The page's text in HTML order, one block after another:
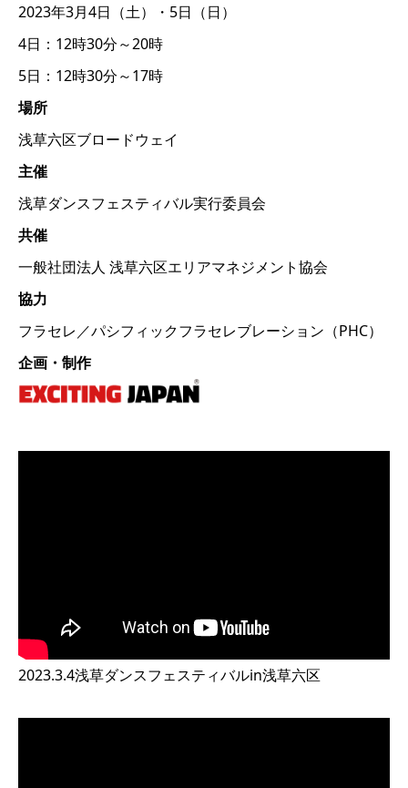
2023年3月4日（土）・5日（日）
4日：12時30分～20時
5日：12時30分～17時
場所
浅草六区ブロードウェイ
主催
浅草ダンスフェスティバル実行委員会
共催
一般社団法人 浅草六区エリアマネジメント協会
協力
フラセレ／パシフィックフラセレブレーション（PHC）
企画・制作
2023.3.4浅草ダンスフェスティバルin浅草六区